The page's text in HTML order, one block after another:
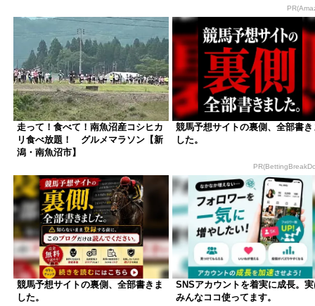
走って！食べて！南魚沼産コシヒカ
リ食べ放題！ グルメマラソン【新
潟・南魚沼市】
競馬予想サイトの裏側、全部書き
した。
競馬予想サイトの裏側、全部書きま
した。
SNSアカウントを着実に成長。
みんなココ使ってます。